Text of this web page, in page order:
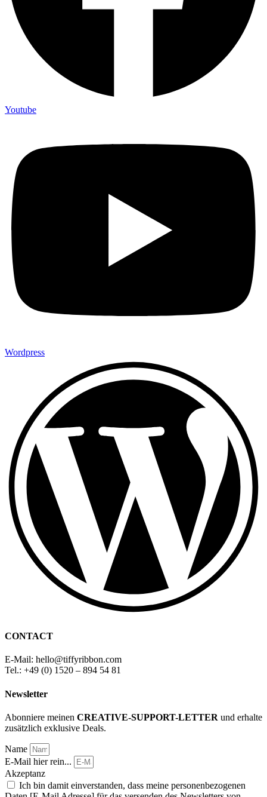
Youtube
Wordpress
CONTACT
E-Mail: hello@tiffyribbon.com
Tel.: +49 (0) 1520 – 894 54 81
Newsletter
Abonniere meinen CREATIVE-SUPPORT-LETTER und erhalte
zusätzlich exklusive Deals.
Name
E-Mail hier rein...
Akzeptanz
Ich bin damit einverstanden, dass meine personenbezogenen